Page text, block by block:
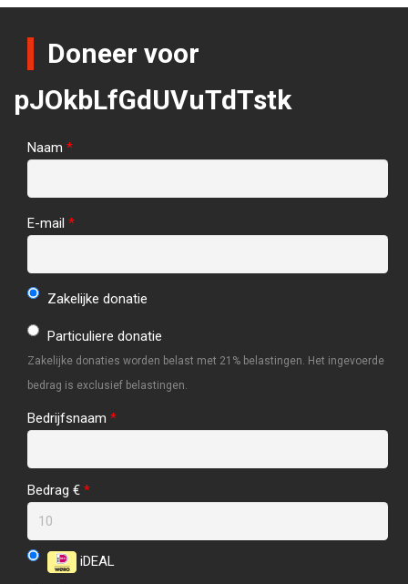
Doneer voor
pJOkbLfGdUVuTdTstk
Naam *
E-mail *
Zakelijke donatie
Particuliere donatie
Zakelijke donaties worden belast met 21% belastingen. Het ingevoerde
bedrag is exclusief belastingen.
Bedrijfsnaam *
Bedrag € *
iDEAL